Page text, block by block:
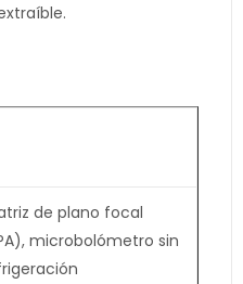
de plano focal
microbolómetro sin